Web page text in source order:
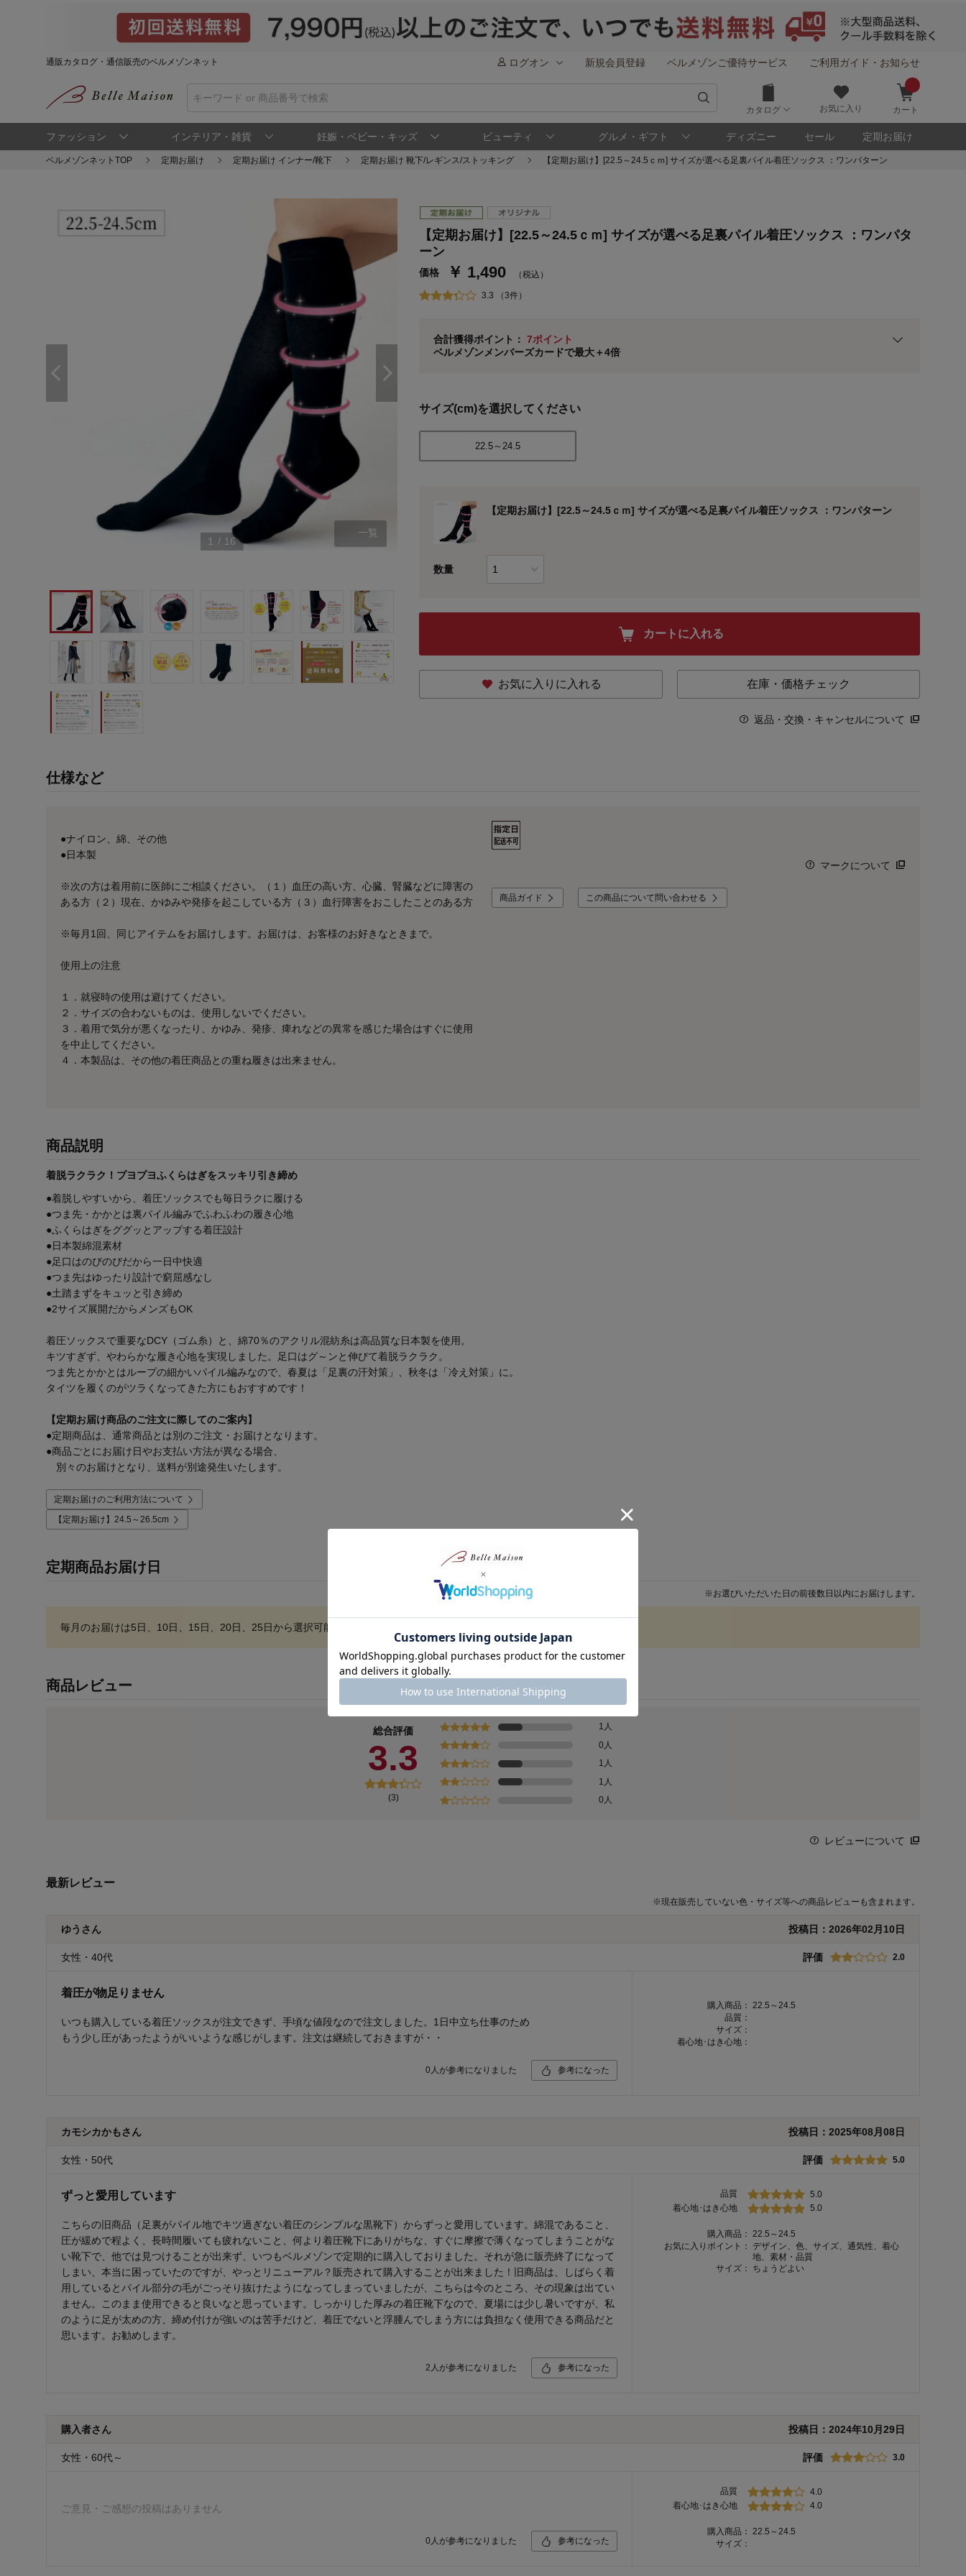
通販カタログ・通信販売のベルメゾンネット ログオン 新規会員登録 ベルメゾンご優待サービス ご利用ガイド・お知らせ
カタログ お気に入り カート
ファッション インテリア・雑貨 妊娠・ベビー・キッズ ビューティ グルメ・ギフト ディズニー セール 定期お届け
ベルメゾンネットTOP 定期お届け 定期お届け インナー/靴下 定期お届け 靴下/レギンス/ストッキング 【定期お届け】[22.5～24.5ｃｍ] サイズが選べる足裏パイル着圧ソックス ：ワンパターン
1 / 16
一覧
【定期お届け】[22.5～24.5ｃｍ] サイズが選べる足裏パイル着圧ソックス ：ワンパタ
ーン
価格 ￥ 1,490 （税込）
3.3 （3件）
合計獲得ポイント：7ポイント
ベルメゾンメンバーズカードで最大＋4倍
ステージが上がれば送料無料・返品引取無料！
さらにポイント還元最大16倍！
ベルメゾンご優待サービスについて
通常商品送料無料 返品引取無料（JCBのみ）
※メンバーズカードの加算ポイントはステージ倍率適用前の基本ポイントに対して適用されます。
サイズ(cm)を選択してください
22.5～24.5
【定期お届け】[22.5～24.5ｃｍ] サイズが選べる足裏パイル着圧ソックス ：ワンパターン
数量
カートに入れる
お気に入りに入れる 在庫・価格チェック
返品・交換・キャンセルについて
仕様など
●ナイロン、綿、その他
●日本製
※次の方は着用前に医師にご相談ください。（１）血圧の高い方、心臓、腎臓などに障害の
ある方（２）現在、かゆみや発疹を起こしている方（３）血行障害をおこしたことのある方
※毎月1回、同じアイテムをお届けします。お届けは、お客様のお好きなときまで。
使用上の注意
１．就寝時の使用は避けてください。
２．サイズの合わないものは、使用しないでください。
３．着用で気分が悪くなったり、かゆみ、発疹、痺れなどの異常を感じた場合はすぐに使用
を中止してください。
４．本製品は、その他の着圧商品との重ね履きは出来ません。
マークについて
商品ガイド この商品について問い合わせる
商品説明
着脱ラクラク！プヨプヨふくらはぎをスッキリ引き締め
●着脱しやすいから、着圧ソックスでも毎日ラクに履ける
●つま先・かかとは裏パイル編みでふわふわの履き心地
●ふくらはぎをググッとアップする着圧設計
●日本製綿混素材
●足口はのびのびだから一日中快適
●つま先はゆったり設計で窮屈感なし
●土踏まずをキュッと引き締め
●2サイズ展開だからメンズもOK
着圧ソックスで重要なDCY（ゴム糸）と、綿70％のアクリル混紡糸は高品質な日本製を使用。
キツすぎず、やわらかな履き心地を実現しました。足口はグ～ンと伸びて着脱ラクラク。
つま先とかかとはループの細かいパイル編みなので、春夏は「足裏の汗対策」、秋冬は「冷え対策」に。
タイツを履くのがツラくなってきた方にもおすすめです！
【定期お届け商品のご注文に際してのご案内】
●定期商品は、通常商品とは別のご注文・お届けとなります。
●商品ごとにお届け日やお支払い方法が異なる場合、
別々のお届けとなり、送料が別途発生いたします。
定期お届けのご利用方法について
【定期お届け】24.5～26.5cm
定期商品お届け日
※ お選びいただいた日の前後数日以内にお届けします。
毎月のお届けは5日、10日、15日、20日、25日から選択可能です。 継続利用のある場合、マイページよりご確認ください。
商品レビュー
総合評価
3.3
(3)
1人
0人
1人
1人
0人
レビューについて
最新レビュー
※現在販売していない色・サイズ等への商品レビューも含まれます。
ゆうさん 投稿日： 2026年02月10日
女性・40代 評価 2.0
着圧が物足りません
いつも購入している着圧ソックスが注文できず、手頃な値段なので注文しました。1日中立ち仕事のため
もう少し圧があったようがいいような感じがします。注文は継続しておきますが・・
0 人が参考になりました 参考になった
購入商品： 22.5～24.5
品質：
サイズ：
着心地･はき心地：
カモシカかもさん 投稿日： 2025年08月08日
女性・50代 評価 5.0
ずっと愛用しています
こちらの旧商品（足裏がパイル地でキツ過ぎない着圧のシンプルな黒靴下）からずっと愛用しています。綿混であること、
圧が緩めで程よく、長時間履いても疲れないこと、何より着圧靴下にありがちな、すぐに摩擦で薄くなってしまうことがな
い靴下で、他では見つけることが出来ず、いつもベルメゾンで定期的に購入しておりました。それが急に販売終了になって
しまい、本当に困っていたのですが、やっとリニューアル？販売されて購入することが出来ました！旧商品は、しばらく着
用しているとパイル部分の毛がごっそり抜けたようになってしまっていましたが、こちらは今のところ、その現象は出てい
ません。このまま使用できると良いなと思っています。しっかりした厚みの着圧靴下なので、夏場には少し暑いですが、私
のように足が太めの方、締め付けが強いのは苦手だけど、着圧でないと浮腫んでしまう方には負担なく使用できる商品だと
思います。お勧めします。
2 人が参考になりました 参考になった
品質
5.0
着心地･はき心地
5.0
購入商品： 22.5～24.5
お気に入りポイント：
デザイン、色、サイズ、通気性、着心
地、素材・品質
サイズ：
ちょうどよい
購入者さん 投稿日： 2024年10月29日
女性・60代～ 評価 3.0
ご意見・ご感想の投稿はありません
0 人が参考になりました 参考になった
品質
4.0
着心地･はき心地
4.0
購入商品： 22.5～24.5
サイズ：